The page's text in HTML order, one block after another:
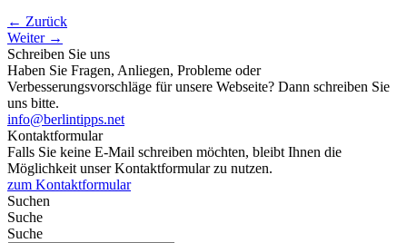
← Zurück
Weiter →
Schreiben Sie uns
Haben Sie Fragen, Anliegen, Probleme oder
Verbesserungsvorschläge für unsere Webseite? Dann schreiben Sie
uns bitte.
info@berlintipps.net
Kontaktformular
Falls Sie keine E-Mail schreiben möchten, bleibt Ihnen die
Möglichkeit unser Kontaktformular zu nutzen.
zum Kontaktformular
Suchen
Suche
Suche